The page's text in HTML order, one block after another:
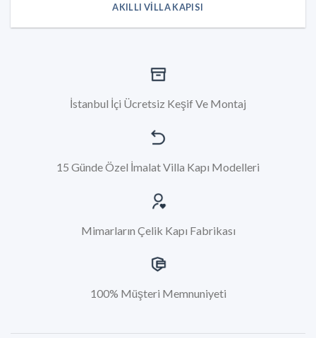
AKILLI VILLA KAPISI
İstanbul İçi Ücretsiz Keşif Ve Montaj
15 Günde Özel İmalat Villa Kapı Modelleri
Mimarların Çelik Kapı Fabrikası
100% Müşteri Memnuniyeti